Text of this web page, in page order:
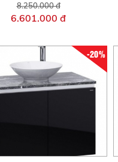
8.250.000 đ
6.601.000 đ
-20%